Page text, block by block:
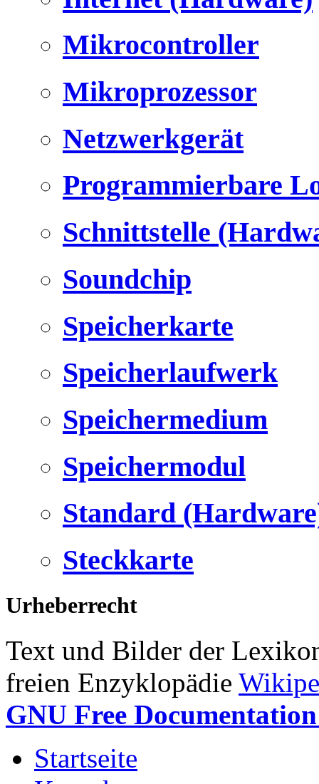
Mikrocontroller
Mikroprozessor
Netzwerkgerät
Programmierbare
Schnittstelle
Soundchip
Speicherkarte
Speicherlaufwerk
Speichermedium
Speichermodul
Standard
Steckkarte
Urheberrecht
Text und Bilder der
freien Enzyklopädie
GNU Free
Startseite